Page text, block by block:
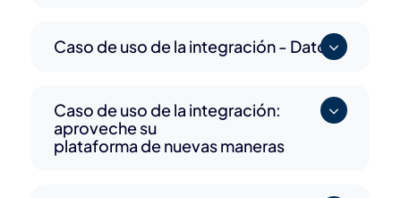
Caso de uso de la integración - Datos
Caso de uso de la integración:
aproveche su
plataforma de nuevas maneras